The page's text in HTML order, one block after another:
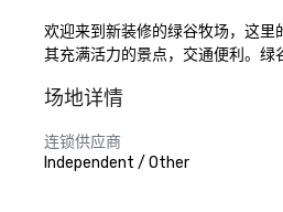
欢迎来到新装修的绿谷牧场，这
其充满活力的景点，交通便利。绿
场地详情
连锁供应商
Independent / Other